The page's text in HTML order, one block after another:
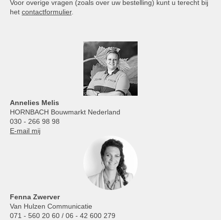
Voor overige vragen (zoals over uw bestelling) kunt u terecht bij
het contactformulier.
Annelies Melis
HORNBACH Bouwmarkt Nederland
030 - 266 98 98
E-mail mij
Fenna Zwerver
Van Hulzen Communicatie
071 - 560 20 60 / 06 - 42 600 279